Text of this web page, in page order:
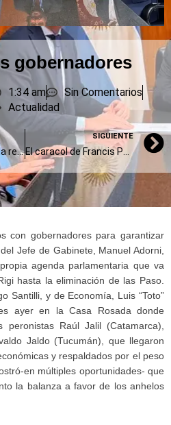
gobernadores
1:34 am
Sin Comentarios
Actualidad
Jorge Macri va por la reelección
SIGUIENTE
El caracol de Francis Ponge
con gobernadores para garantizar
Jefe de Gabinete, Manuel Adorni,
agenda parlamentaria que va
hasta la eliminación de las Paso.
Santilli, y de Economía, Luis “Toto”
ayer en la Casa Rosada donde
peronistas Raúl Jalil (Catamarca),
Jaldo (Tucumán), que llegaron
y respaldados por el peso
en múltiples oportunidades- que
la balanza a favor de los anhelos